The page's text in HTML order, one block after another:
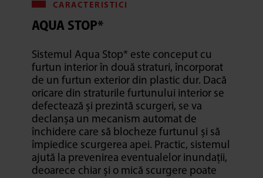
CARACTERISTICI
AQUA STOP*
Sistemul Aqua Stop* este conceput cu
furtun interior în două straturi, încorporat
de un furtun exterior din plastic dur. Dacă
oricare din straturile furtunului interior se
defectează și prezintă scurgeri, se va
declanșa un mecanism automat de
închidere care să blocheze furtunul și să
împiedice scurgerea apei. Practic, sistemul
ajută la prevenirea eventualelor inundații,
deoarece chiar și o mică scurgere poate